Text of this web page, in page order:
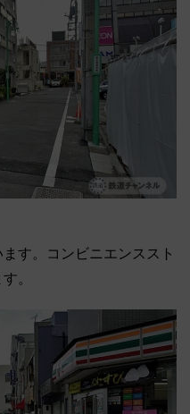
す。コンビニエンススト
。